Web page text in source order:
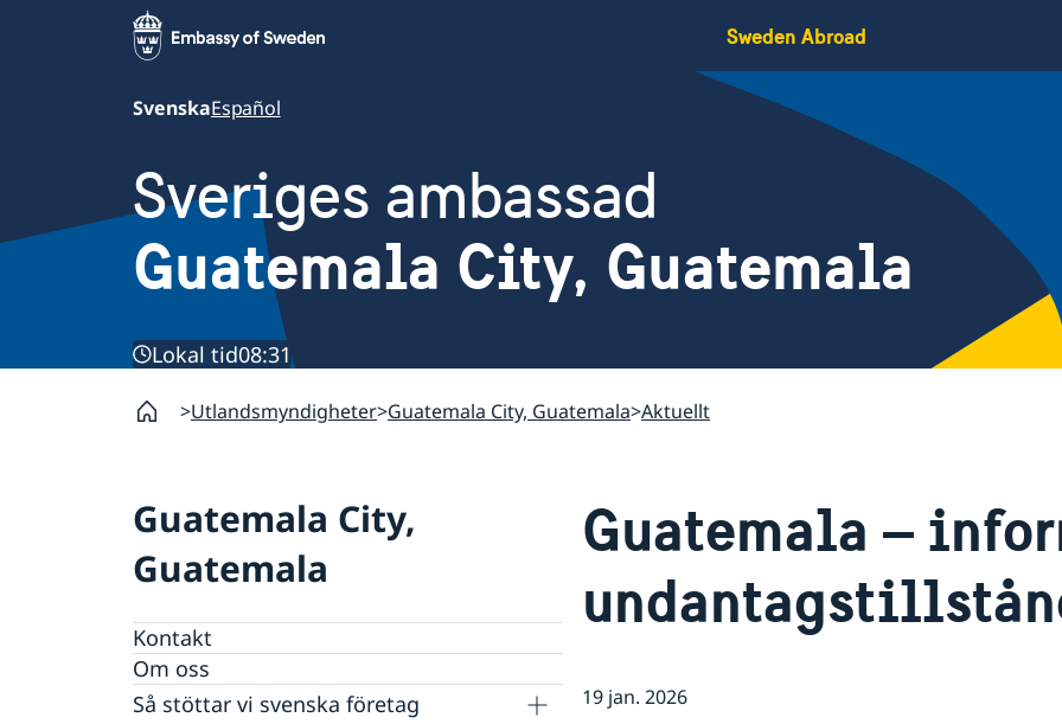
Sweden Abroad
SvenskaEspañol
Sveriges ambassad
Guatemala City, Guatemala
Lokal tid08:31
Utlandsmyndigheter Guatemala City, Guatemala Aktuellt
Guatemala City,
Guatemala
Kontakt
Om oss
Så stöttar vi svenska företag
Guatemala –
19 jan. 2026